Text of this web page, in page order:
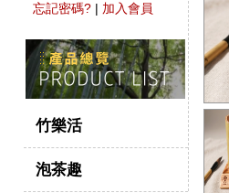
忘記密碼? | 加入會員
竹樂活
泡茶趣